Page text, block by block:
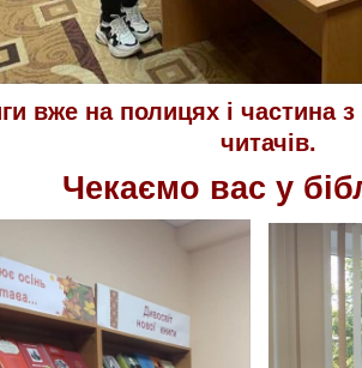
вже на полицях і частина
читачів.
Чекаємо вас у